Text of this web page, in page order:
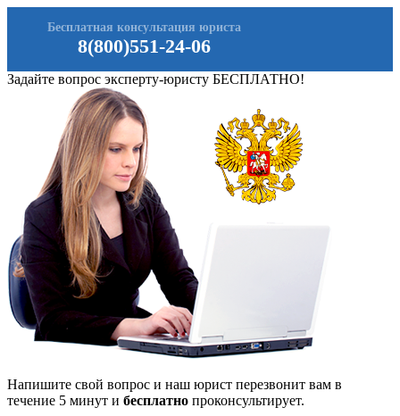
8(800)551-24-06
Бесплатная консультация юриста
Задайте вопрос эксперту-юристу БЕСПЛАТНО!
Напишите свой вопрос и наш юрист перезвонит вам в
течение 5 минут и бесплатно проконсультирует.